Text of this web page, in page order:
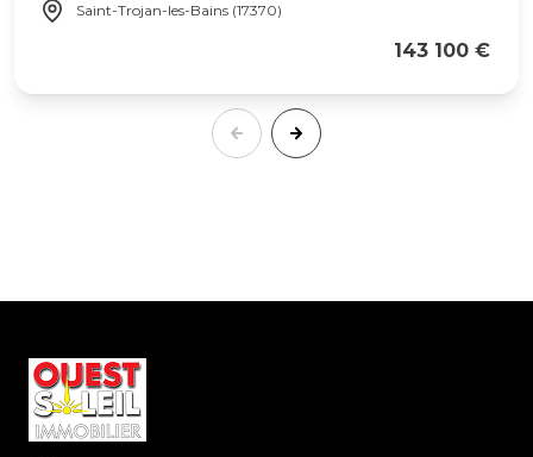
Saint-Trojan-les-Bains (17370)
143 100 €